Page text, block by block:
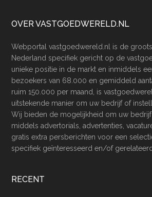
Footer
OVER VASTGOEDWERELD.NL
Webportal vastgoedwereld.nl is de
Nederland specifiek gericht op de
unieke positie in de markt en inmiddels
bezoekers van 68.000 en gemiddeld
ruim 150.000 per maand, is
uitstekende manier om uw bedrijf of
Wij bieden de mogelijkheid om uw
middels advertorials, advertenties,
gratis extra persberichten voor een
specifiek geïnteresseerd en/of
RECENT